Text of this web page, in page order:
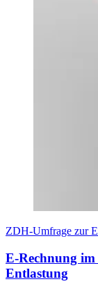
ZDH-Umfrage zur
E-Rechnung
Entlastung